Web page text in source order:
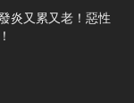
炎又累又老！惡性